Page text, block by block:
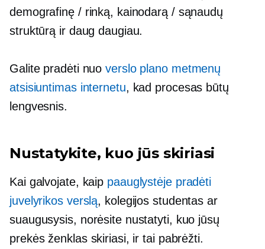
demografinę / rinką, kainodarą / sąnaudų
struktūrą ir daug daugiau.
Galite pradėti nuoverslo plano metmenų
atsisiuntimas internetu, kad procesas būtų
lengvesnis.
Nustatykite, kuo jūs skiriasi
Kai galvojate, kaip paauglystėje pradėti
juvelyrikos verslą, kolegijos studentas ar
suaugusysis, norėsite nustatyti, kuo jūsų
prekės ženklas skiriasi, ir tai pabrėžti.